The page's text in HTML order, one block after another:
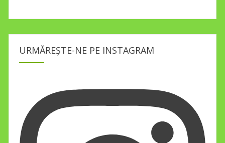
URMĂREȘTE-NE PE INSTAGRAM